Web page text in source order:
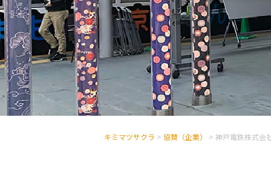
キミマツサクラ > 協賛（企業） > 神戸電鉄株式会